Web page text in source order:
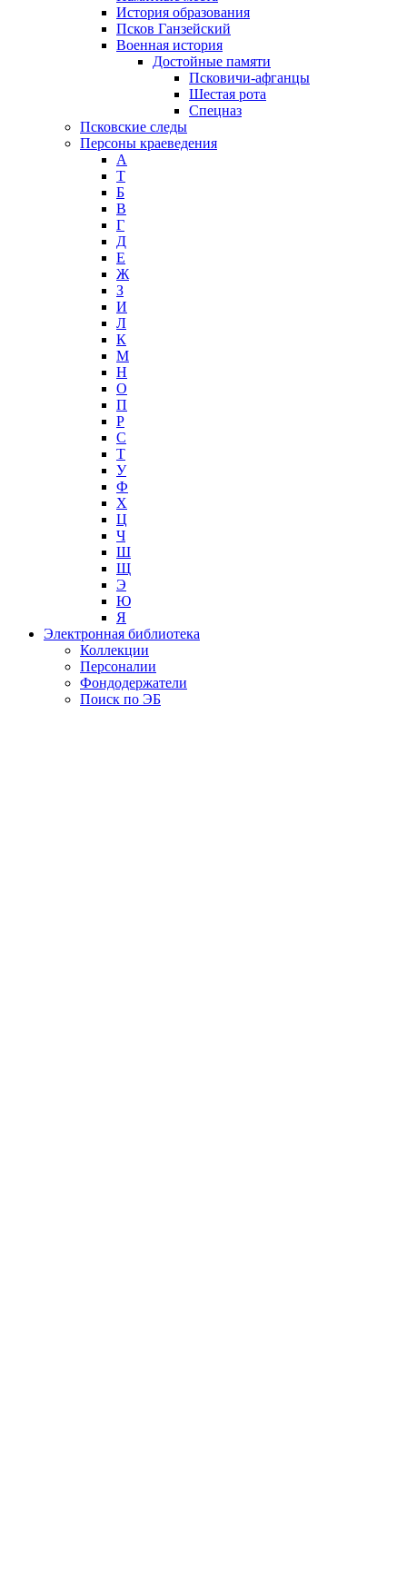
История образования
Псков Ганзейский
Военная история
Достойные памяти
Псковичи-афганцы
Шестая рота
Спецназ
Псковские следы
Персоны краеведения
А
T
Б
В
Г
Д
Е
Ж
З
И
Л
К
М
Н
О
П
Р
С
Т
У
Ф
Х
Ц
Ч
Ш
Щ
Э
Ю
Я
Электронная библиотека
Коллекции
Персоналии
Фондодержатели
Поиск по ЭБ